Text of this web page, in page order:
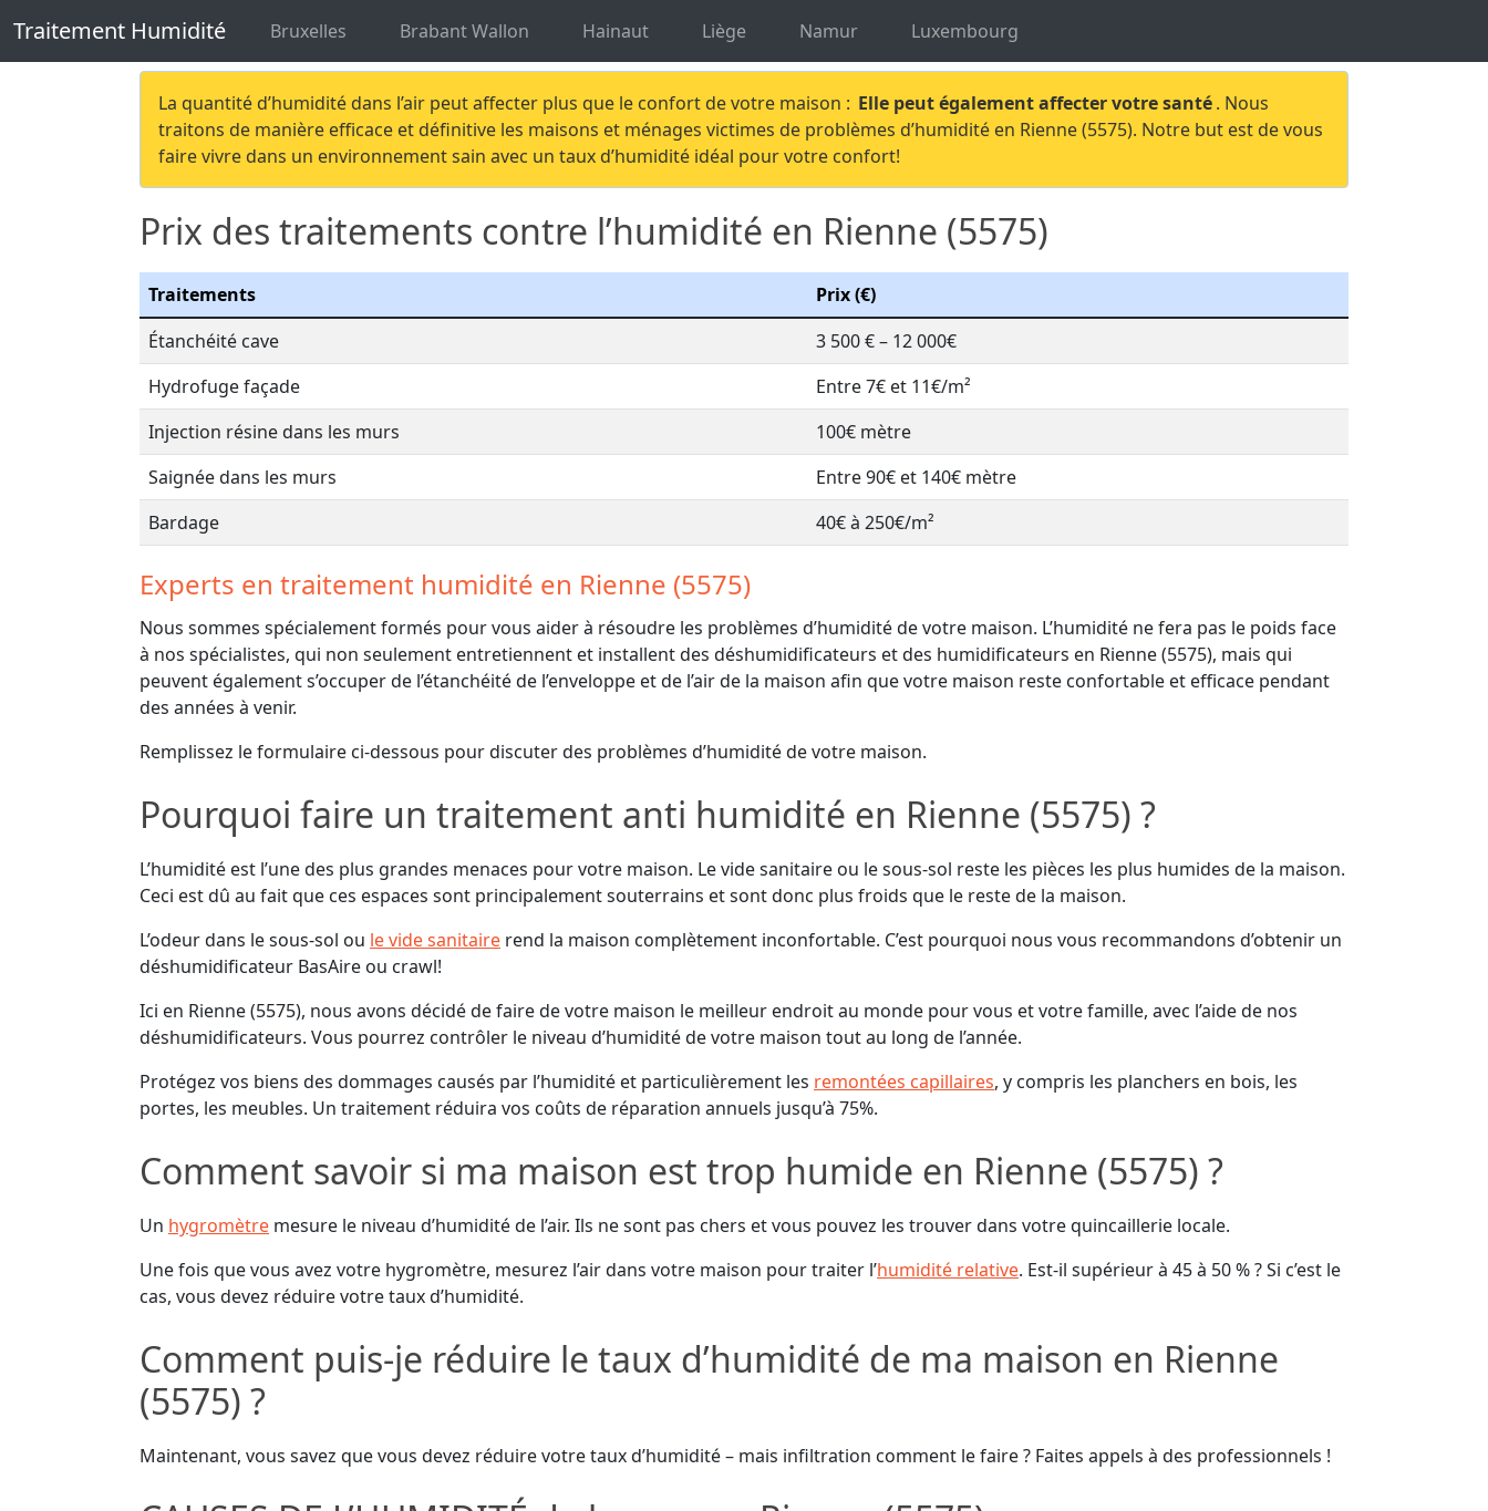
Traitement Humidité Bruxelles Brabant Wallon Hainaut Liège Namur Luxembourg
Traitement Humidité Traitement humidité Namur Traitement humidité Rienne
La quantité d’humidité dans l’air peut affecter plus que le confort de votre maison : Elle peut également affecter votre santé. Nous
traitons de manière efficace et définitive les maisons et ménages victimes de problèmes d’humidité en Rienne (5575). Notre but est de vous
faire vivre dans un environnement sain avec un taux d’humidité idéal pour votre confort!
Prix des traitements contre l’humidité en Rienne (5575)
Traitements
Prix (€)
Étanchéité cave
3 500 € – 12 000€
Hydrofuge façade
Entre 7€ et 11€/m²
Injection résine dans les murs
100€ mètre
Saignée dans les murs
Entre 90€ et 140€ mètre
Bardage
40€ à 250€/m²
Experts en traitement humidité en Rienne (5575)
Nous sommes spécialement formés pour vous aider à résoudre les problèmes d’humidité de votre maison. L’humidité ne fera pas le poids face
à nos spécialistes, qui non seulement entretiennent et installent des déshumidificateurs et des humidificateurs en Rienne (5575), mais qui
peuvent également s’occuper de l’étanchéité de l’enveloppe et de l’air de la maison afin que votre maison reste confortable et efficace pendant
des années à venir.
Remplissez le formulaire ci-dessous pour discuter des problèmes d’humidité de votre maison.
Pourquoi faire un traitement anti humidité en Rienne (5575) ?
L’humidité est l’une des plus grandes menaces pour votre maison. Le vide sanitaire ou le sous-sol reste les pièces les plus humides de la maison.
Ceci est dû au fait que ces espaces sont principalement souterrains et sont donc plus froids que le reste de la maison.
L’odeur dans le sous-sol ou le vide sanitaire rend la maison complètement inconfortable. C’est pourquoi nous vous recommandons d’obtenir un
déshumidificateur BasAire ou crawl!
Ici en Rienne (5575), nous avons décidé de faire de votre maison le meilleur endroit au monde pour vous et votre famille, avec l’aide de nos
déshumidificateurs. Vous pourrez contrôler le niveau d’humidité de votre maison tout au long de l’année.
Protégez vos biens des dommages causés par l’humidité et particulièrement les remontées capillaires, y compris les planchers en bois, les
portes, les meubles. Un traitement réduira vos coûts de réparation annuels jusqu’à 75%.
Comment savoir si ma maison est trop humide en Rienne (5575) ?
Un hygromètre mesure le niveau d’humidité de l’air. Ils ne sont pas chers et vous pouvez les trouver dans votre quincaillerie locale.
Une fois que vous avez votre hygromètre, mesurez l’air dans votre maison pour traiter l’humidité relative. Est-il supérieur à 45 à 50 % ? Si c’est le
cas, vous devez réduire votre taux d’humidité.
Comment puis-je réduire le taux d’humidité de ma maison en Rienne
(5575) ?
Maintenant, vous savez que vous devez réduire votre taux d’humidité – mais infiltration comment le faire ? Faites appels à des professionnels !